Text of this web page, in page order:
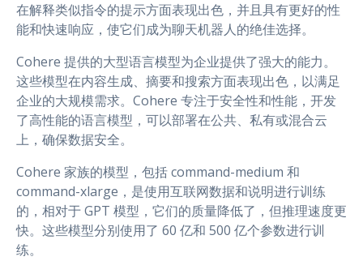
在解释类似指令的提示方面表现出色，并且具有更好的性
能和快速响应，使它们成为聊天机器人的绝佳选择。
Cohere 提供的大型语言模型为企业提供了强大的能力。
这些模型在内容生成、摘要和搜索方面表现出色，以满足
企业的大规模需求。Cohere 专注于安全性和性能，开发
了高性能的语言模型，可以部署在公共、私有或混合云
上，确保数据安全。
Cohere 家族的模型，包括 command-medium 和
command-xlarge，是使用互联网数据和说明进行训练
的，相对于 GPT 模型，它们的质量降低了，但推理速度更
快。这些模型分别使用了 60 亿和 500 亿个参数进行训
练。